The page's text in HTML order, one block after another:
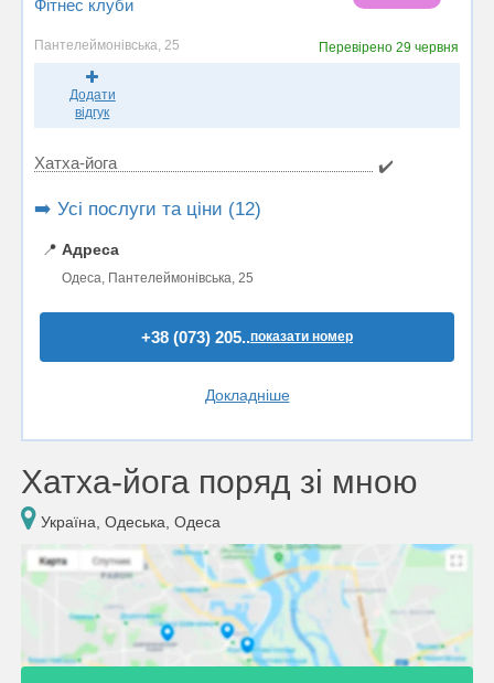
Фітнес клуби
Пантелеймонівська, 25 Перевірено29 червня
Додати
відгук
Хатха-йога ✔️
➡️ Усі послуги та ціни (12)
📍 Адреса
Одеса, Пантелеймонівська, 25
+38 (073) 205..показати номер
Докладніше
Хатха-йога поряд зі мною
Україна, Одеська, Одеса